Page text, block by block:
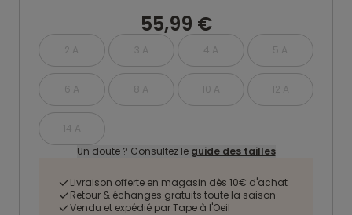
55,99 €
2 A 3 A 4 A 5 A
6 A 8 A 10 A 12 A
14 A
Un doute ? Consultez le guide des tailles
Livraison offerte en magasin dès 10€ d'achat
Retour & échanges gratuits toute la saison
Vendu et expédié par Tape à l'Oeil